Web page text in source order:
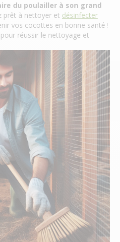
du poulailler à son grand
prêt à nettoyer et désinfecter
vos cocottes en bonne santé !
réussir le nettoyage et